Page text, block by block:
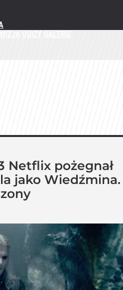
Netflix pożegnał
jako Wiedźmina.